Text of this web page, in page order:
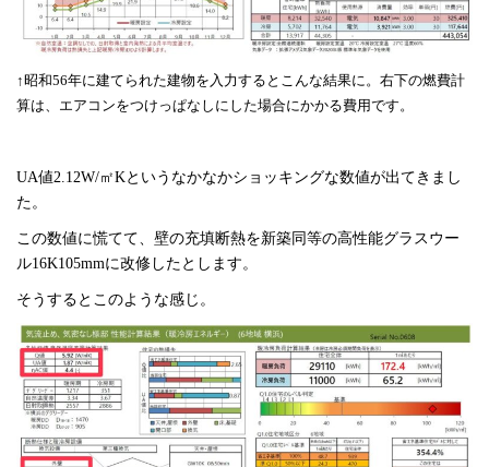
↑昭和56年に建てられた建物を入力するとこんな結果に。右下の燃費計
算は、エアコンをつけっぱなしにした場合にかかる費用です。
UA値2.12W/㎡Kというなかなかショッキングな数値が出てきまし
た。
この数値に慌てて、壁の充填断熱を新築同等の高性能グラスウー
ル16K105mmに改修したとします。
そうするとこのような感じ。